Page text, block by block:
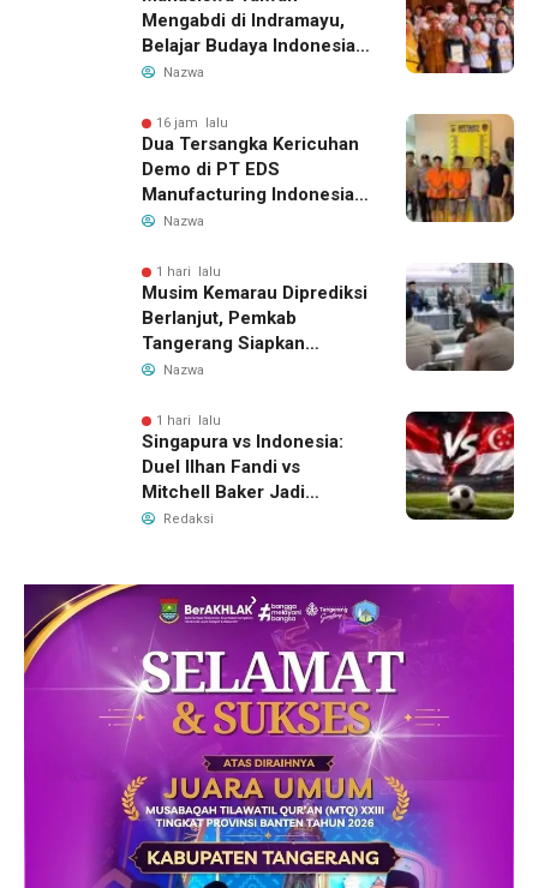
Mengabdi di Indramayu,
Belajar Budaya Indonesia
dan Edukasi Pekerja
Nazwa
16 jam lalu
Dua Tersangka Kericuhan
Demo di PT EDS
Manufacturing Indonesia
Ditahan, Polda Banten
Pengelolaan Limbah
Nazwa
1 hari lalu
Musim Kemarau Diprediksi
Berlanjut, Pemkab
Tangerang Siapkan
Langkah Antisipasi Krisis
Nazwa
1 hari lalu
Singapura vs Indonesia:
Duel Ilhan Fandi vs
Mitchell Baker Jadi
Sorotan di Piala AFF 2026
Redaksi